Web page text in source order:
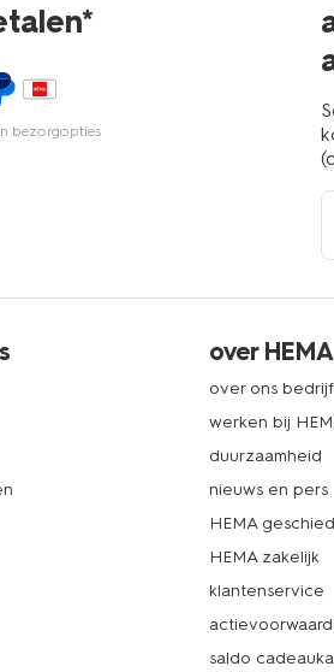
bezorgopties
e-
over HEMA
over ons bedrijf
werken bij
duurzaamheid
nieuws en pers
HEMA
HEMA zakelijk
klantenservice
saldo